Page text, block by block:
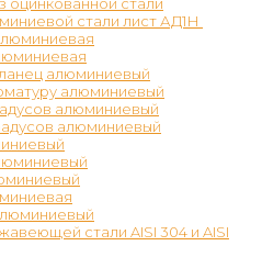
стали лист АД1Н
алюминиевый
алюминиевый
алюминиевый
алюминиевый
стали AISI 304 и AISI